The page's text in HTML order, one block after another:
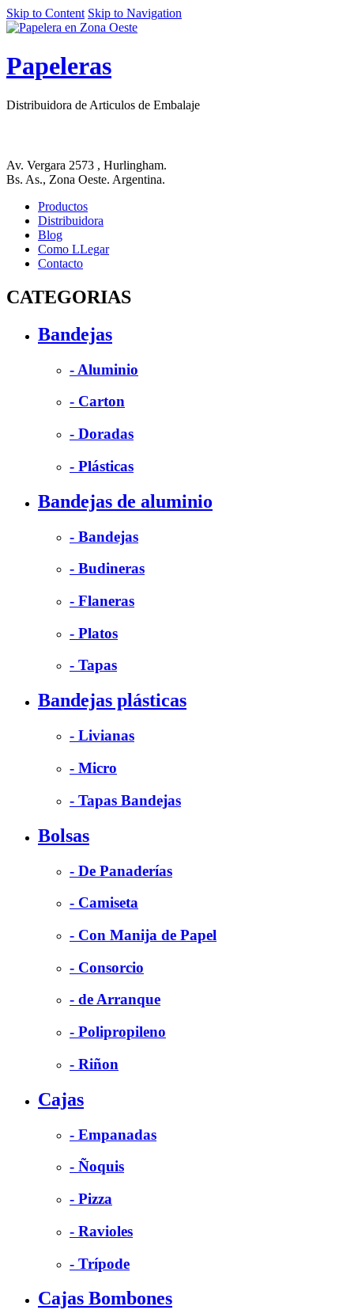
Skip to Content Skip to Navigation
Papeleras
Distribuidora de Articulos de Embalaje
Av. Vergara 2573 , Hurlingham.
Bs. As., Zona Oeste. Argentina.
Productos
Distribuidora
Blog
Como LLegar
Contacto
CATEGORIAS
Bandejas
- Aluminio
- Carton
- Doradas
- Plásticas
Bandejas de aluminio
- Bandejas
- Budineras
- Flaneras
- Platos
- Tapas
Bandejas plásticas
- Livianas
- Micro
- Tapas Bandejas
Bolsas
- De Panaderías
- Camiseta
- Con Manija de Papel
- Consorcio
- de Arranque
- Polipropileno
- Riñon
Cajas
- Empanadas
- Ñoquis
- Pizza
- Ravioles
- Trípode
Cajas Bombones